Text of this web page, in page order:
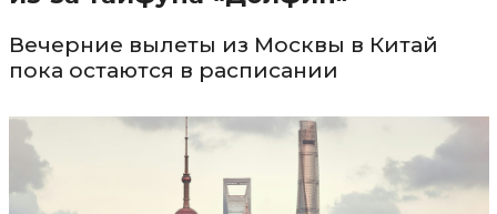
Вечерние вылеты из Москвы в Китай
пока остаются в расписании